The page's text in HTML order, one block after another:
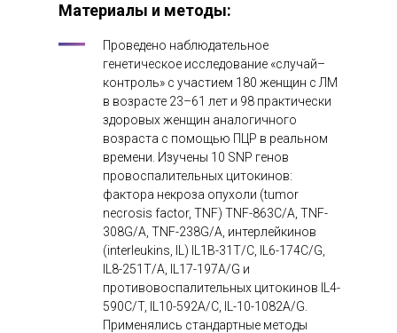
Материалы и методы:
Проведено наблюдательное
генетическое исследование «случай–
контроль» с участием 180 женщин с ЛМ
в возрасте 23–61 лет и 98 практически
здоровых женщин аналогичного
возраста c помощью ПЦР в реальном
времени. Изучены 10 SNP генов
провоспалительных цитокинов:
фактора некроза опухоли (tumor
necrosis factor, TNF) TNF-863C/A, TNF-
308G/A, TNF-238G/A, интерлейкинов
(interleukins, IL) IL1B-31T/C, IL6-174C/G,
IL8-251T/A, IL17-197A/G и
противовоспалительных цитокинов IL4-
590C/T, IL10-592A/C, IL-10-1082A/G.
Применялись стандартные методы